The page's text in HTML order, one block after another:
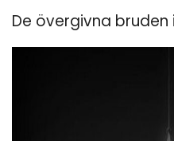
De övergivna